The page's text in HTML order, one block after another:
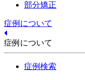
部分矯正
症例について
症例について
症例検索